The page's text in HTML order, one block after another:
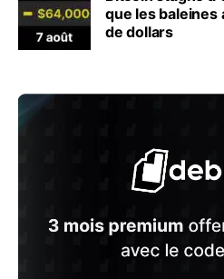
que les baleines
de dollars